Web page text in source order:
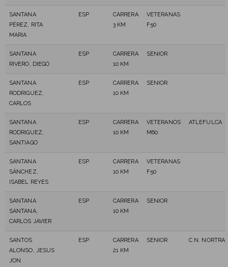
SANTANA
PÉREZ, RITA
MARIA
ESP
CARRERA
3 KM
VETERANAS
F50
SANTANA
RIVERO, DIEGO
ESP
CARRERA
10 KM
SENIOR
SANTANA
RODRIGUEZ,
CARLOS
ESP
CARRERA
10 KM
SENIOR
SANTANA
RODRIGUEZ,
SANTIAGO
ESP
CARRERA
10 KM
VETERANOS
M60
ATLEFULCA
SANTANA
SÁNCHEZ,
ISABEL REYES
ESP
CARRERA
10 KM
VETERANAS
F50
SANTANA
SANTANA,
CARLOS JAVIER
ESP
CARRERA
10 KM
SENIOR
SANTOS
ALONSO, JESUS
JON
ESP
CARRERA
21 KM
SENIOR C.N.